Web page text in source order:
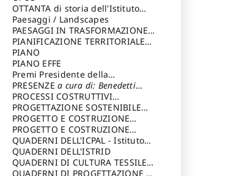
Francesco
OTTANTA di storia dell'Istituto
storia dell’Istitutoa cura di:
Cavalieri Patrizia
Paesaggi / Landscapes
PAESAGGI IN TRASFORMAZIONEa
cura di: Corti Enrico A.
PIANIFICAZIONE TERRITORIALE
URBANISTICA ED AMBIENTALE
cura di: Costa Enrico
PIANO
PIANO EFFE
Premi Presidente della
Repubblica
PRESENZEa cura di: Benedetti
Sandro
PROCESSI COSTRUTTIVI
DELL'ARCHITETTURAa cura di:
Ippoliti Alessandro
PROGETTAZIONE SOSTENIBILE
PARTECIPATA
PROGETTO E COSTRUZIONE
DELL’ARCHITETTURA
PROGETTO E COSTRUZIONE
SOSTENIBILE
QUADERNI DELL'ICPAL - Istituto
centrale per il restauro e la
conservazione del patrimonio
archivistico e librario
QUADERNI DELL'ISTRID
QUADERNI DI CULTURA TESSILEa
cura di: Crispolti Livia
QUADERNI DI PROGETTAZIONE a